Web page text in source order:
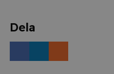
Dela